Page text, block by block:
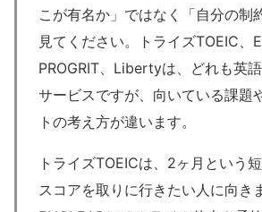
こが有名か」ではなく「自分の制
見てください。トライズTOEIC、
PROGRIT、Libertyは、どれも英
サービスですが、向いている課題
トの考え方が違います。
トライズTOEICは、2ヶ月という
スコアを取りに行きたい人に向き